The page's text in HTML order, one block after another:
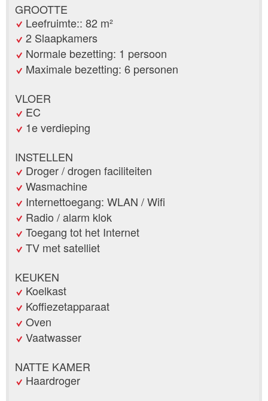
GROOTTE
Leefruimte:: 82 m²
2 Slaapkamers
Normale bezetting: 1 persoon
Maximale bezetting: 6 personen
VLOER
EC
1e verdieping
INSTELLEN
Droger / drogen faciliteiten
Wasmachine
Internettoegang: WLAN / Wifi
Radio / alarm klok
Toegang tot het Internet
TV met satelliet
KEUKEN
Koelkast
Koffiezetapparaat
Oven
Vaatwasser
NATTE KAMER
Haardroger